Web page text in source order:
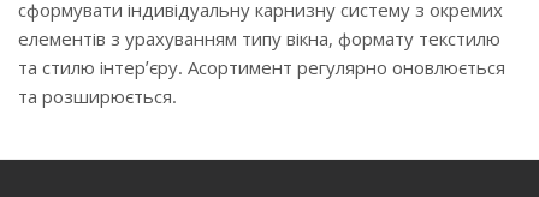
сформувати індивідуальну карнизну систему з окремих
елементів з урахуванням типу вікна, формату текстилю
та стилю інтер’єру. Асортимент регулярно оновлюється
та розширюється.